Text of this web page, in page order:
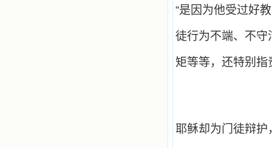
“是因为他受过好
徒行为不端、不守
矩等等，还特别
耶稣却为门徒辩护